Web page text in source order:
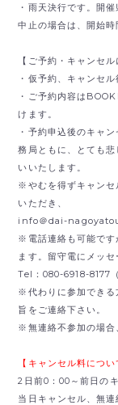
・雨天決行です。開
中止の場合は、開始時
【ご予約・キャンセル
・仮予約、キャンセ
・ご予約内容は
けます。
・予約申込後のキャ
務局ともに、とても
いいたします。
※やむを得ずキャンセ
いただき、
info＠dai-
※電話連絡も可能です
ます。留守電にメッセ
Tel：080-6918-8177
※代わりに参加できる
旨をご連絡下さい。
※無連絡不参加の場合
【キャンセル料につい
2日前0：00～前日の
当日キャンセル、無